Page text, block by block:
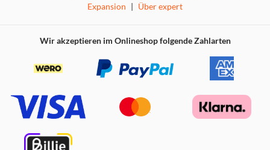
Expansion | Über expert
Wir akzeptieren im Onlineshop folgende Zahlarten